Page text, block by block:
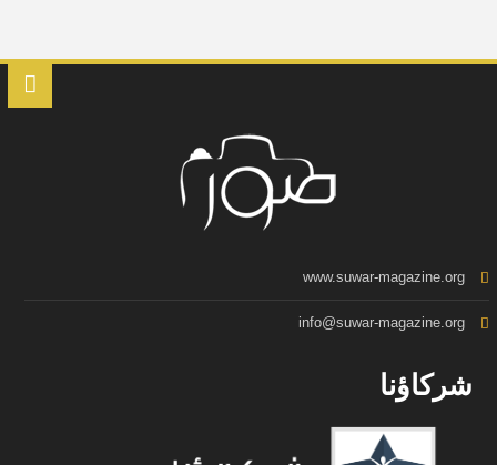
www.suwar-magazine.org
info@suwar-magazine.org
شركاؤنا